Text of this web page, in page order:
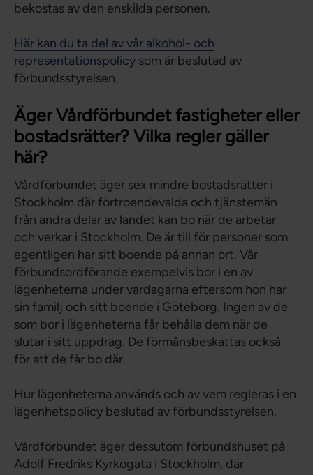
bekostas av den enskilda personen.
Här kan du ta del av vår alkohol- och
representationspolicy som är beslutad av
förbundsstyrelsen.
Äger Vårdförbundet fastigheter eller
bostadsrätter? Vilka regler gäller
här?
Vårdförbundet äger sex mindre bostadsrätter i
Stockholm där förtroendevalda och tjänstemän
från andra delar av landet kan bo när de arbetar
och verkar i Stockholm. De är till för personer som
egentligen har sitt boende på annan ort. Vår
förbundsordförande exempelvis bor i en av
lägenheterna under vardagarna eftersom hon har
sin familj och sitt boende i Göteborg. Ingen av de
som bor i lägenheterna får behålla dem när de
slutar i sitt uppdrag. De förmånsbeskattas också
för att de får bo där.
Hur lägenheterna används och av vem regleras i en
lägenhetspolicy beslutad av förbundsstyrelsen.
Vårdförbundet äger dessutom förbundshuset på
Adolf Fredriks Kyrkogata i Stockholm, där